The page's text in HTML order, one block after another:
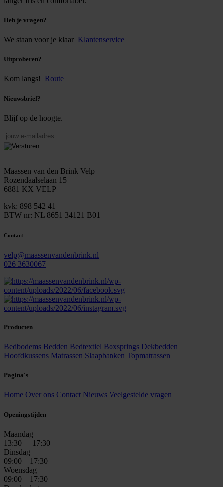
Heb je vragen?
We staan voor je klaar Klantenservice
Uitproberen?
Kom langs! Route
Nieuwsbrief?
Blijf op de hoogte.
jouw
e-
mailadres
Maassen van den Brink Velp
Rozendaalselaan 15
6881 KX VELP
kvk: 898 542 41
BTW nr: NL 8651 34121 B01
Contact
velp@maassenvandenbrink.nl
026 3630067
Producten
Bedbodems Bedden Bedtextiel Boxsprings Dekbedden
Hoofdkussens Matrassen Slaapbanken Topmatrassen
Pagina's
Home Over ons Contact Nieuws Veelgestelde vragen
Openingstijden
Maandag
13:30 – 17:30
Dinsdag
09:00 – 17:30
Woensdag
09:00 – 17:30